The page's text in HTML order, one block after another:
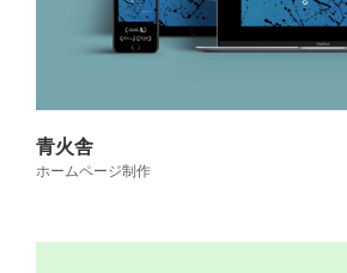
青火舎
ホームページ制作